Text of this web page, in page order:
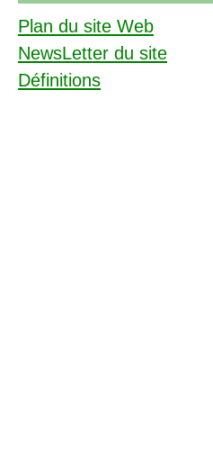
Plan du site Web
NewsLetter du site
Définitions